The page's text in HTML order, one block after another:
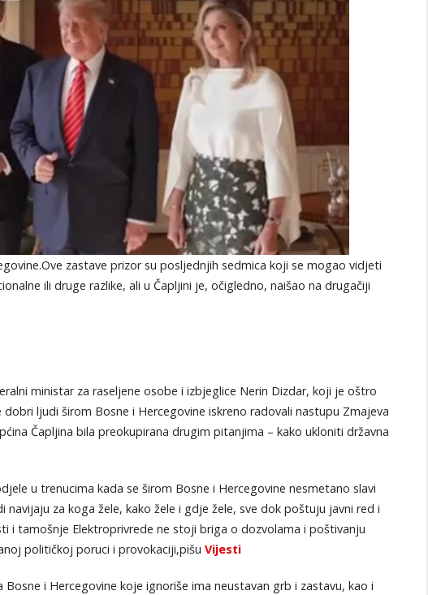
zastave prizor su posljednjih sedmica koji se mogao vidjeti
ili druge razlike, ali u Čapljini je, očigledno, naišao na drugačiji
ministar za raseljene osobe i izbjeglice Nerin Dizdar, koji je oštro
ljudi širom Bosne i Hercegovine iskreno radovali nastupu Zmajeva
Čapljina bila preokupirana drugim pitanjima – kako ukloniti državna
u trenucima kada se širom Bosne i Hercegovine nesmetano slavi
za koga žele, kako žele i gdje žele, sve dok poštuju javni red i
i tamošnje Elektroprivrede ne stoji briga o dozvolama i poštivanju
političkoj poruci i provokaciji,pišu Vijesti
i Hercegovine koje ignoriše ima neustavan grb i zastavu, kao i